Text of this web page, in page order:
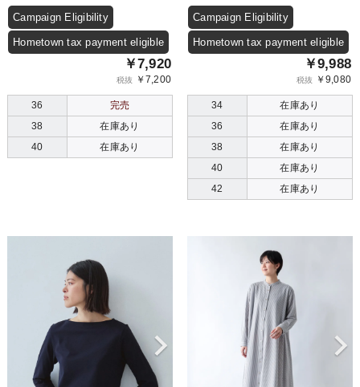
Campaign Eligibility
Hometown tax payment eligible
￥7,920
税抜 ￥7,200
36
完売
38
在庫あり
40
在庫あり
Campaign Eligibility
Hometown tax payment eligible
￥9,988
税抜 ￥9,080
34
在庫あり
36
在庫あり
38
在庫あり
40
在庫あり
42
在庫あり